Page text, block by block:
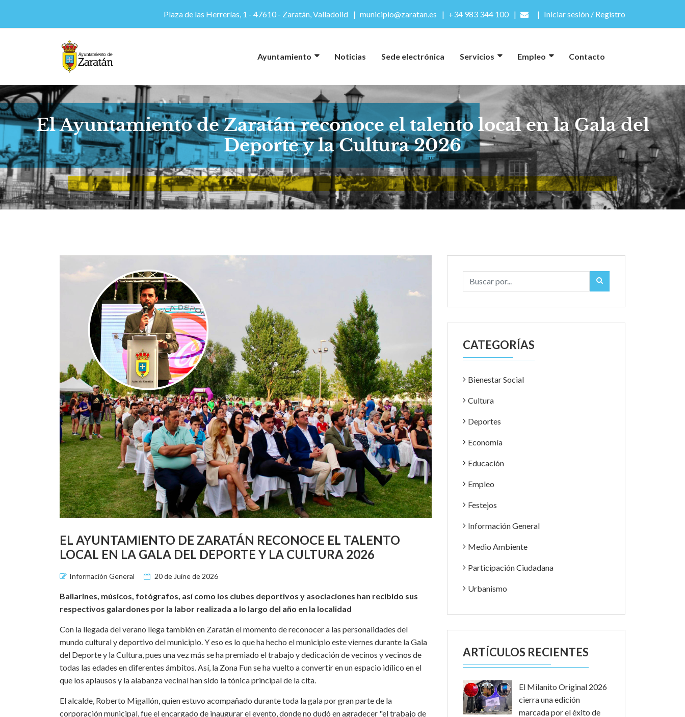
Plaza de las Herrerías, 1 - 47610 - Zaratán, Valladolid municipio@zaratan.es +34 983 344 100 Iniciar sesión / Registro
Ayuntamiento Noticias Sede electrónica Servicios Empleo Contacto
El Ayuntamiento de Zaratán reconoce el talento local en la Gala del
Deporte y la Cultura 2026
EL AYUNTAMIENTO DE ZARATÁN RECONOCE EL TALENTO
LOCAL EN LA GALA DEL DEPORTE Y LA CULTURA 2026
Información General 20 de Juine de 2026
Bailarines, músicos, fotógrafos, así como los clubes deportivos y asociaciones han recibido sus
respectivos galardones por la labor realizada a lo largo del año en la localidad
Con la llegada del verano llega también en Zaratán el momento de reconocer a las personalidades del
mundo cultural y deportivo del municipio. Y eso es lo que ha hecho el municipio este viernes durante la Gala
del Deporte y la Cultura, pues una vez más se ha premiado el trabajo y dedicación de vecinos y vecinos de
todas las edades en diferentes ámbitos. Así, la Zona Fun se ha vuelto a convertir en un espacio idílico en el
que los aplausos y la alabanza vecinal han sido la tónica principal de la cita.
El alcalde, Roberto Migallón, quien estuvo acompañado durante toda la gala por gran parte de la
corporación municipal, fue el encargado de inaugurar el evento, donde no dudó en agradecer "el trabajo de
CATEGORÍAS
Bienestar Social
Cultura
Deportes
Economía
Educación
Empleo
Festejos
Información General
Medio Ambiente
Participación Ciudadana
Urbanismo
ARTÍCULOS RECIENTES
El Milanito Original 2026
cierra una edición
marcada por el éxito de